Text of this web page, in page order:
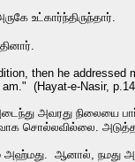
உட்கார்ந்திருந்தார்.
then he
(Hayat-e-Nasir,
அவரது நிலையை
சொல்லவில்லை.
அஹ்மது. ஆனால்,